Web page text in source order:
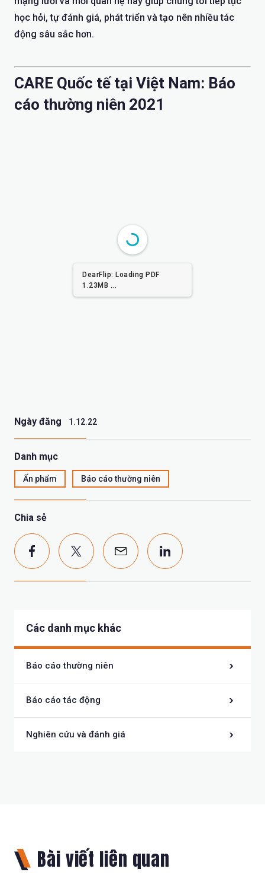
học hỏi, tự đánh giá, phát triển và tạo nên nhiều tác
động sâu sắc hơn.
CARE Quốc tế tại Việt Nam: Báo
cáo thường niên 2021
DearFlip: Loading PDF
5.51MB ...
Ngày đăng 1.12.22
Danh mục
Ấn phẩm Báo cáo thường niên
Chia sẻ
Các danh mục khác
Báo cáo thường niên
Báo cáo tác động
Nghiên cứu và đánh giá
Bài viết liên quan